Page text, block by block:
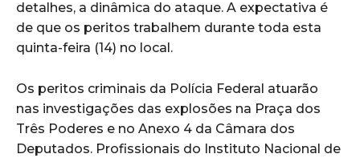
detalhes, a dinâmica do ataque. A expectativa é
de que os peritos trabalhem durante toda esta
quinta-feira (14) no local.
Os peritos criminais da Polícia Federal atuarão
nas investigações das explosões na Praça dos
Três Poderes e no Anexo 4 da Câmara dos
Deputados. Profissionais do Instituto Nacional de